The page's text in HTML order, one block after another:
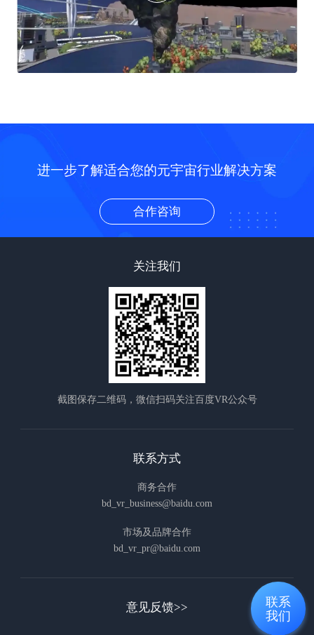
联系
我们
进一步了解适合您的元宇宙行业解决方案
合作咨询
关注我们
截图保存二维码，微信扫码关注百度VR公众号
联系方式
商务合作
bd_vr_business@baidu.com
市场及品牌合作
bd_vr_pr@baidu.com
意见反馈>>